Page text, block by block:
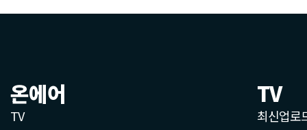
온에어
TV
TV
최신업로